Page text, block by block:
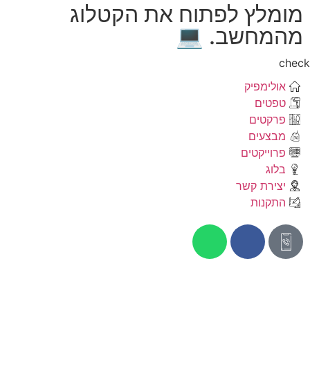
מומלץ לפתוח את הקטלוג
מהמחשב. 💻
אולימפיק
טפטים
פרקטים
מבצעים
פרוייקטים
בלוג
יצירת קשר
התקנות